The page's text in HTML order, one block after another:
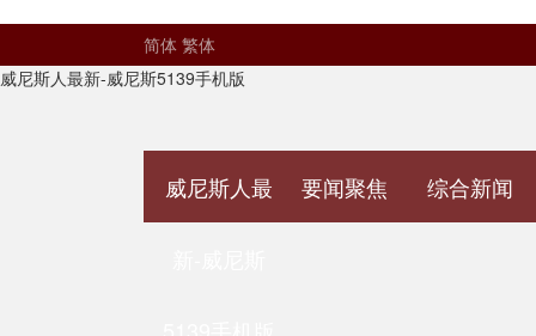
简体 繁体
威尼斯人最新-威尼斯5139手机版
威尼斯人最 要闻聚焦 综合新闻